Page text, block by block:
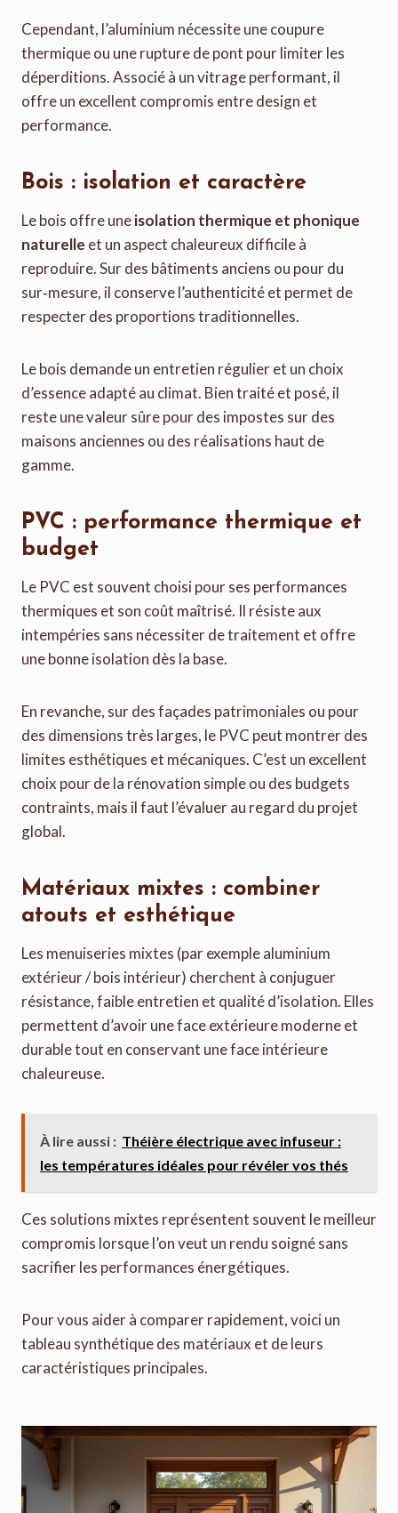
Cependant, l’aluminium nécessite une coupure
thermique ou une rupture de pont pour limiter les
déperditions. Associé à un vitrage performant, il
offre un excellent compromis entre design et
performance.
Bois : isolation et caractère
Le bois offre uneisolation thermique et phonique
naturelle et un aspect chaleureux difficile à
reproduire. Sur des bâtiments anciens ou pour du
sur‑mesure, il conserve l’authenticité et permet de
respecter des proportions traditionnelles.
Le bois demande un entretien régulier et un choix
d’essence adapté au climat. Bien traité et posé, il
reste une valeur sûre pour des impostes sur des
maisons anciennes ou des réalisations haut de
gamme.
PVC : performance thermique et
budget
Le PVC est souvent choisi pour ses performances
thermiques et son coût maîtrisé. Il résiste aux
intempéries sans nécessiter de traitement et offre
une bonne isolation dès la base.
En revanche, sur des façades patrimoniales ou pour
des dimensions très larges, le PVC peut montrer des
limites esthétiques et mécaniques. C’est un excellent
choix pour de la rénovation simple ou des budgets
contraints, mais il faut l’évaluer au regard du projet
global.
Matériaux mixtes : combiner
atouts et esthétique
Les menuiseries mixtes (par exemple aluminium
extérieur / bois intérieur) cherchent à conjuguer
résistance, faible entretien et qualité d’isolation. Elles
permettent d’avoir une face extérieure moderne et
durable tout en conservant une face intérieure
chaleureuse.
À lire aussi : Théière électrique avec infuseur :
les températures idéales pour révéler vos thés
Ces solutions mixtes représentent souvent le meilleur
compromis lorsque l’on veut un rendu soigné sans
sacrifier les performances énergétiques.
Pour vous aider à comparer rapidement, voici un
tableau synthétique des matériaux et de leurs
caractéristiques principales.